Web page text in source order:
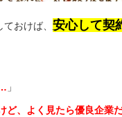
おけば、 安心して契
」
ど、よく見たら優良企業